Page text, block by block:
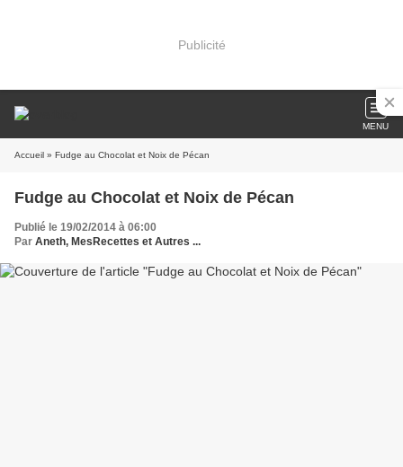
Publicité
MENU
Accueil » Fudge au Chocolat et Noix de Pécan
Fudge au Chocolat et Noix de Pécan
Publié le 19/02/2014 à 06:00
Par Aneth, MesRecettes et Autres ...